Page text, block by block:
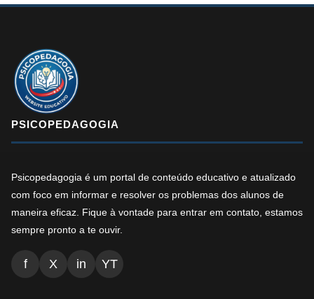
PSICOPEDAGOGIA
Psicopedagogia é um portal de conteúdo educativo e atualizado
com foco em informar e resolver os problemas dos alunos de
maneira eficaz. Fique à vontade para entrar em contato, estamos
sempre pronto a te ouvir.
f X in YT